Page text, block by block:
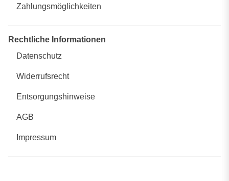
Zahlungsmöglichkeiten
Rechtliche Informationen
Datenschutz
Widerrufsrecht
Entsorgungshinweise
AGB
Impressum